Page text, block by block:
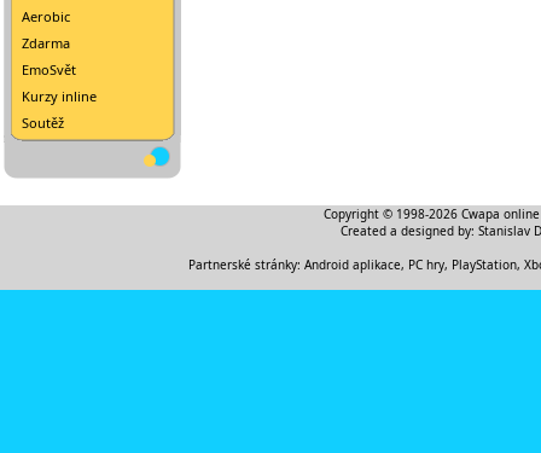
Aerobic
Zdarma
EmoSvět
Kurzy inline
Soutěž
Copyright © 1998-2026 Cwapa
Created a designed by: Stanislav
Partnerské stránky: Android aplikace, PC hry, PlayStation,